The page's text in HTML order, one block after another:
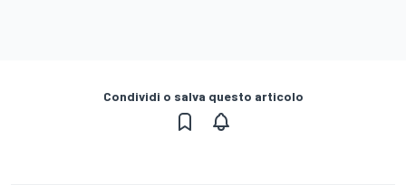
Condividi o salva questo articolo